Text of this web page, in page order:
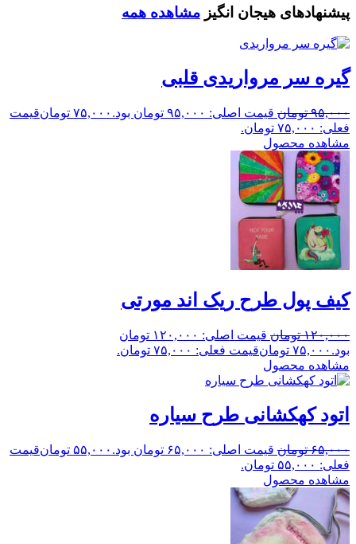
پیشنهادهای هیجان انگیز مشاهده همه
گیره سر مرواریدی قلبی
۹۵,۰۰۰ تومان قیمت اصلی: ۹۵,۰۰۰ تومان بود. ۷۵,۰۰۰ تومانقیمت
فعلی: ۷۵,۰۰۰ تومان.
مشاهده محصول
کیف پول طرح ریک اند مورتی
۱۲۰,۰۰۰ تومان
قیمت اصلی: ۱۲۰,۰۰۰ تومان
بود. ۷۵,۰۰۰ تومانقیمت فعلی: ۷۵,۰۰۰ تومان.
مشاهده محصول
اتود کهکشانی طرح سیاره
۶۵,۰۰۰ تومان قیمت اصلی: ۶۵,۰۰۰ تومان بود. ۵۵,۰۰۰ تومانقیمت
فعلی: ۵۵,۰۰۰ تومان.
مشاهده محصول